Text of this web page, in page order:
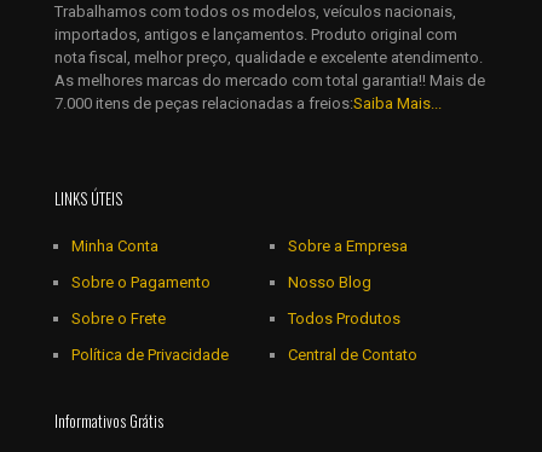
Trabalhamos com todos os modelos, veículos nacionais,
importados, antigos e lançamentos. Produto original com
nota fiscal, melhor preço, qualidade e excelente atendimento.
As melhores marcas do mercado com total garantia!! Mais de
7.000 itens de peças relacionadas a freios:Saiba Mais...
LINKS ÚTEIS
Minha Conta
Sobre o Pagamento
Sobre o Frete
Política de Privacidade
Sobre a Empresa
Nosso Blog
Todos Produtos
Central de Contato
Informativos Grátis